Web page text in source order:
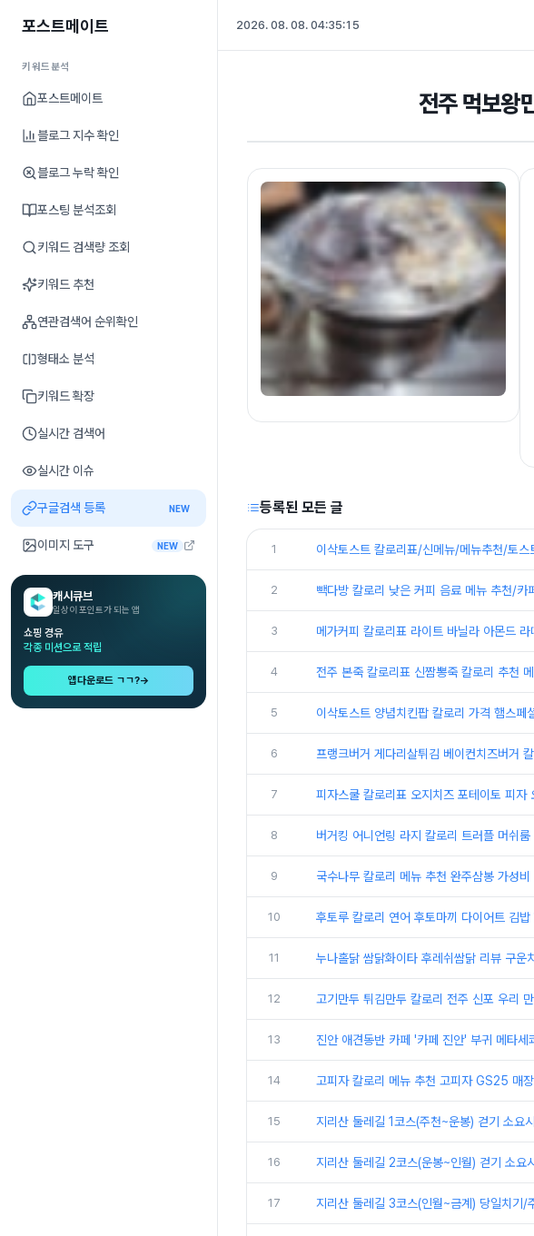
포스트메이트
키워드분석
포스트메이트
블로그 지수 확인
블로그 누락 확인
포스팅 분석조회
키워드 검색량 조회
키워드 추천
연관검색어 순위확인
형태소 분석
키워드 확장
실시간 검색어
실시간 이슈
구글검색 등록 NEW
이미지 도구 NEW
캐시큐브
일상이 포인트가 되는 앱
쇼핑 경유
각종 미션으로 적립
앱다운로드 ㄱㄱ?→
2026. 08. 08. 04:35:15
전주 먹보왕
등록된 모든 글
1 이삭토스트 칼로리표/신메뉴/메뉴추천/토스
2 빽다방 칼로리 낮은 커피 음료 메뉴 추천/카
3 메가커피 칼로리표 라이트 바닐라 아몬드
4 전주 본죽 칼로리표 신짬뽕죽 칼로리 추천
5 이삭토스트 양념치킨팝 칼로리 가격 햄스페
6 프랭크버거 게다리살튀김 베이컨치즈버거
7 피자스쿨 칼로리표 오지치즈 포테이토 피자
8 버거킹 어니언링 라지 칼로리 트러플 머쉬
9 국수나무 칼로리 메뉴 추천 완주삼봉 가성비
10 후토루 칼로리 연어 후토마끼 다이어트 김밥
11 누나홀닭 쌈닭화이타 후레쉬쌈닭 리뷰 구운
12 고기만두 튀김만두 칼로리 전주 신포 우리
13 진안 애견동반 카페 '카페 진안' 부귀 메타세
14 고피자 칼로리 메뉴 추천 고피자 GS25 매
15 지리산 둘레길 1코스(주천~운봉) 걷기 소
16 지리산 둘레길 2코스(운봉~인월) 걷기 소
17 지리산 둘레길 3코스(인월~금계) 당일치기